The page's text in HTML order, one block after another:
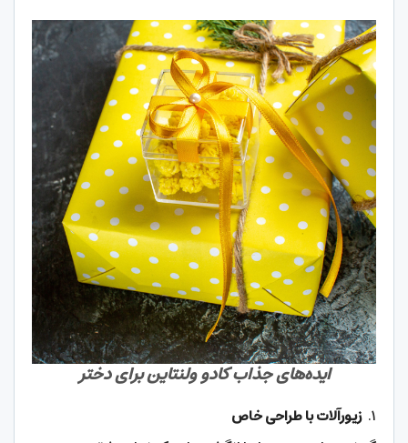
ایده‌های جذاب کادو ولنتاین برای دختر
۱. زیورآلات با طراحی خاص